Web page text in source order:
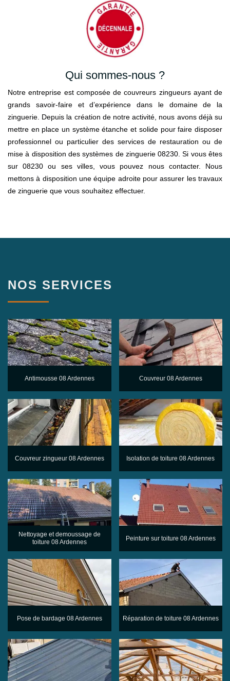
Qui sommes-nous ?
Notre entreprise est composée de couvreurs zingueurs ayant de
grands savoir-faire et d’expérience dans le domaine de la
zinguerie. Depuis la création de notre activité, nous avons déjà su
mettre en place un système étanche et solide pour faire disposer
professionnel ou particulier des services de restauration ou de
mise à disposition des systèmes de zinguerie 08230. Si vous êtes
sur 08230 ou ses villes, vous pouvez nous contacter. Nous
mettons à disposition une équipe adroite pour assurer les travaux
de zinguerie que vous souhaitez effectuer.
NOS SERVICES
Antimousse 08 Ardennes Couvreur 08 Ardennes
Couvreur zingueur 08 Ardennes Isolation de toiture 08 Ardennes
Nettoyage et demoussage de
toiture 08 Ardennes
Peinture sur toiture 08 Ardennes
Pose de bardage 08 Ardennes Réparation de toiture 08 Ardennes